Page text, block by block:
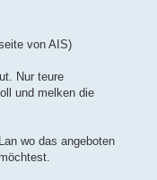
von AIS)
Nur teure
und melken die
wo das angeboten